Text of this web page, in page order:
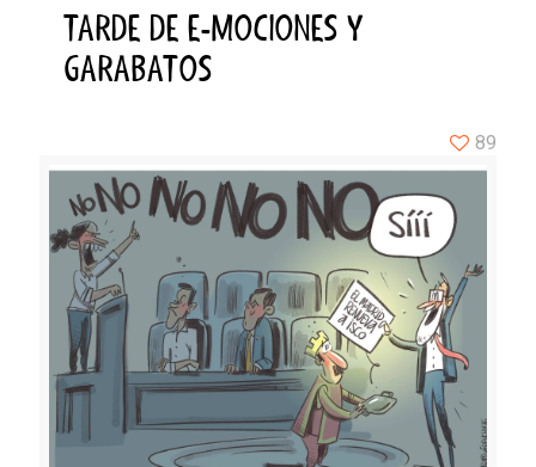
TARDE DE E-MOCIONES Y
GARABATOS
89